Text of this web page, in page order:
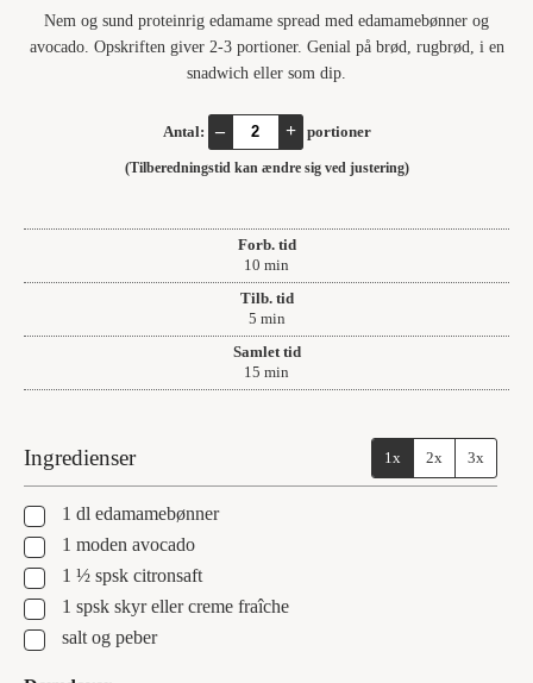
Nem og sund proteinrig edamame spread med edamamebønner og
avocado. Opskriften giver 2-3 portioner. Genial på brød, rugbrød, i en
snadwich eller som dip.
Antal: – + portioner
(Tilberedningstid kan ændre sig ved justering)
Forb. tid
10 minutter
min
Tilb. tid
5minutter
min
Samlet tid
15 minutter
min
Ingredienser 1x 2x 3x
▢1 dl edamamebønner
▢1 moden avocado
▢1 ½ spsk citronsaft
▢1 spsk skyr eller creme fraîche
▢
salt og peber